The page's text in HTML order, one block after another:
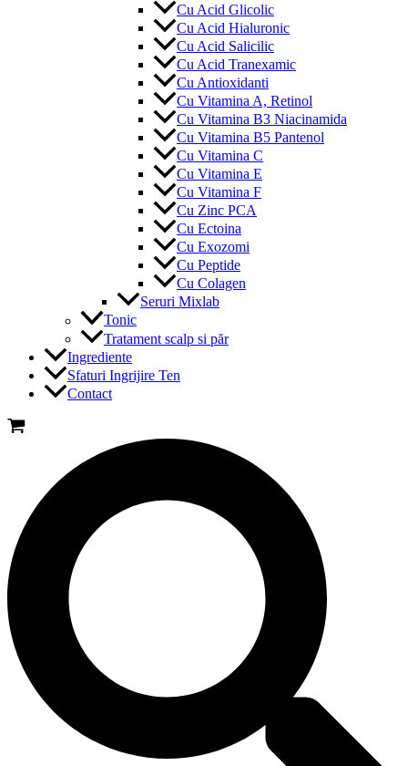
Cu Acid Glicolic
Cu Acid Hialuronic
Cu Acid Salicilic
Cu Acid Tranexamic
Cu Antioxidanti
Cu Vitamina A, Retinol
Cu Vitamina B3 Niacinamida
Cu Vitamina B5 Pantenol
Cu Vitamina C
Cu Vitamina E
Cu Vitamina F
Cu Zinc PCA
Cu Ectoina
Cu Exozomi
Cu Peptide
Cu Colagen
Seruri Mixlab
Tonic
Tratament scalp si păr
Ingrediente
Sfaturi Ingrijire Ten
Contact